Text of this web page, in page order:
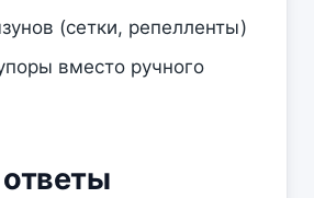
(сетки, репелленты)
вместо ручного